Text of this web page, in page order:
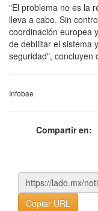
"El problema no es la
lleva a cabo. Sin
coordinación europea
de debilitar el sistema
seguridad", concluyen
Infobae
Compartir en:
Copiar URL